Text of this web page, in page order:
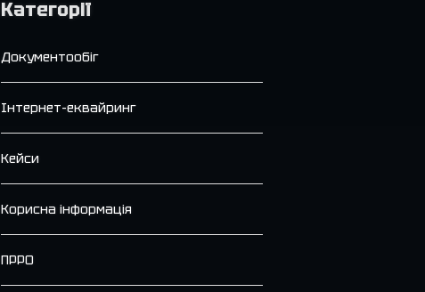
Категорії
Документообіг
Інтернет-еквайринг
Кейси
Корисна інформація
ПРРО